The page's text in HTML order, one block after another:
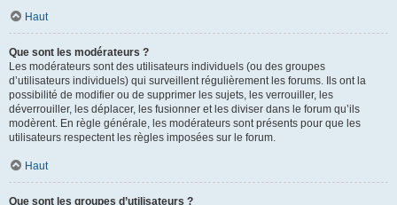
Haut
Que sont les modérateurs ?
Les modérateurs sont des utilisateurs individuels (ou des groupes
d’utilisateurs individuels) qui surveillent régulièrement les forums. Ils ont la
possibilité de modifier ou de supprimer les sujets, les verrouiller, les
déverrouiller, les déplacer, les fusionner et les diviser dans le forum qu’ils
modèrent. En règle générale, les modérateurs sont présents pour que les
utilisateurs respectent les règles imposées sur le forum.
Haut
Que sont les groupes d’utilisateurs ?